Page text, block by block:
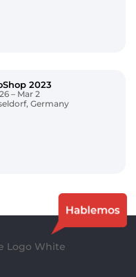
2023
– Mar 2
Germany